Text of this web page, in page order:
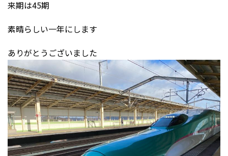
来期は45期
素晴らしい一年にします
ありがとうございました